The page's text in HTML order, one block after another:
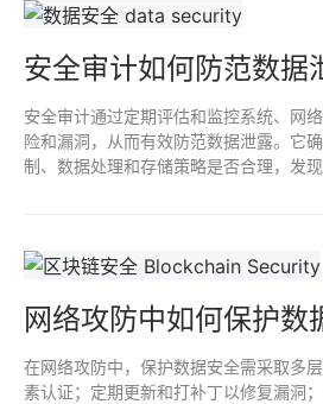
安全审计如何防范数据
安全审计通过定期评估和监控系统、网
险和漏洞，从而有效防范数据泄露。它
制、数据处理和存储策略是否合理，发
网络攻防中如何保护数
在网络攻防中，保护数据安全需采取多
素认证；定期更新和打补丁以修复漏洞